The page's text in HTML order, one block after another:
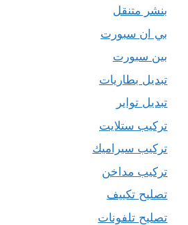
بنشر متنقل
بي ان سبورت
بين سبورت
تبديل بطاريات
تبديل تواير
تركيب ستلايت
تركيب سيراميك
تركيب مداخن
تصليح تكييف
تصليح تلفونات